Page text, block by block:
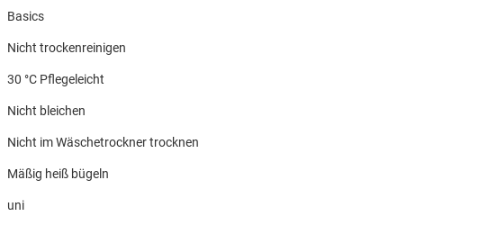
Basics
Nicht trockenreinigen
30 °C Pflegeleicht
Nicht bleichen
Nicht im Wäschetrockner trocknen
Mäßig heiß bügeln
uni